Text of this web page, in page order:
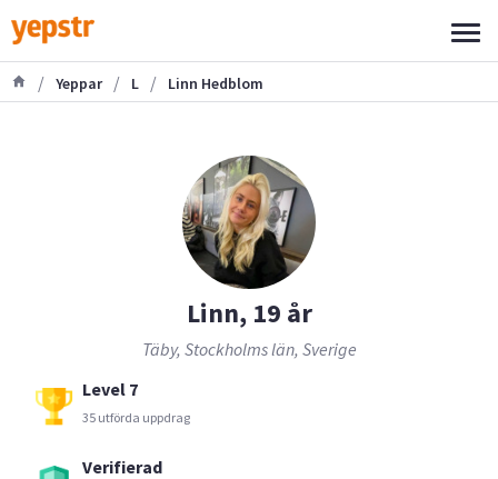
/ Yeppar / L / Linn Hedblom
Linn, 19 år
Täby, Stockholms län, Sverige
Level 7
35 utförda uppdrag
Verifierad